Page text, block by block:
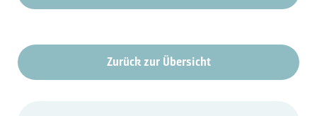
Zurück zur Übersicht